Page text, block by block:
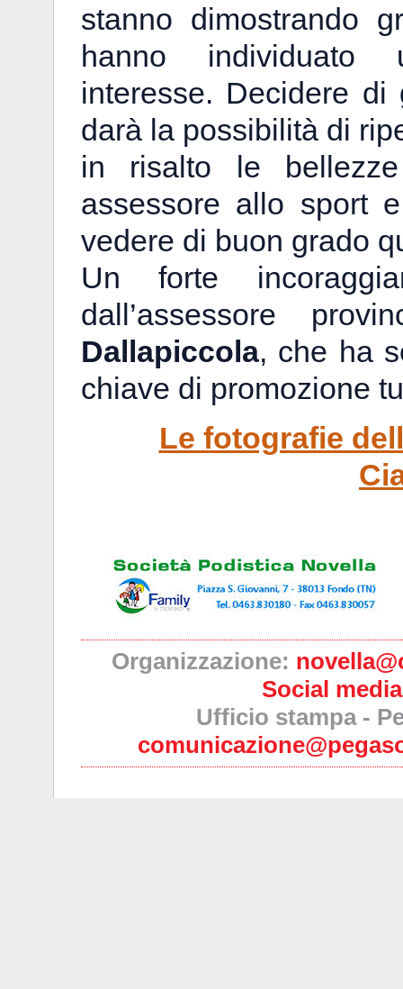
stanno dimostrando
hanno individuato
interesse. Decidere
darà la possibilità di
in risalto le
assessore allo sport
vedere di buon grado
Un forte
dall’assessore
Dallapiccola, che ha
chiave di promozione
Le fotografie
Organizzazione:
Social
Ufficio stampa -